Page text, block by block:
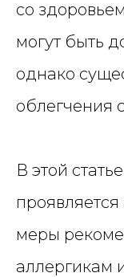
со
могут быть
однако
облегчения
В этой
меры
аллергикам